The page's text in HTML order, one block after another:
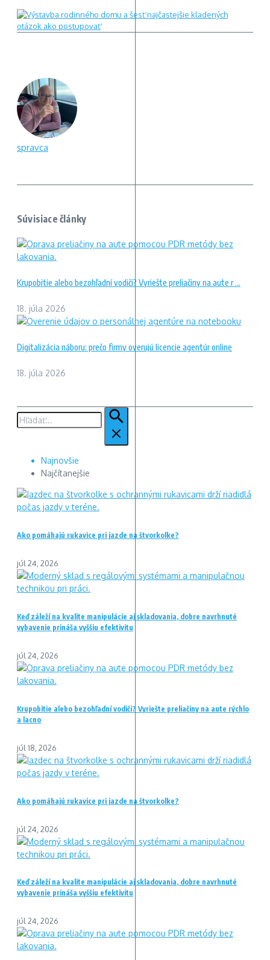
spravca
Súvisiace články
Krupobitie alebo bezohľadní vodiči? Vyriešte preliačiny na aute r ...
18. júla 2026
Digitalizácia náboru: prečo firmy overujú licencie agentúr online
18. júla 2026
Hľadať:
Najnovšie
Najčítanejšie
Ako pomáhajú rukavice pri jazde na štvorkolke?
júl 24, 2026
Keď záleží na kvalite manipulácie aj skladovania, dobre navrhnuté
vybavenie prináša vyššiu efektivitu
júl 24, 2026
Krupobitie alebo bezohľadní vodiči? Vyriešte preliačiny na aute rýchlo
a lacno
júl 18, 2026
Ako pomáhajú rukavice pri jazde na štvorkolke?
júl 24, 2026
Keď záleží na kvalite manipulácie aj skladovania, dobre navrhnuté
vybavenie prináša vyššiu efektivitu
júl 24, 2026